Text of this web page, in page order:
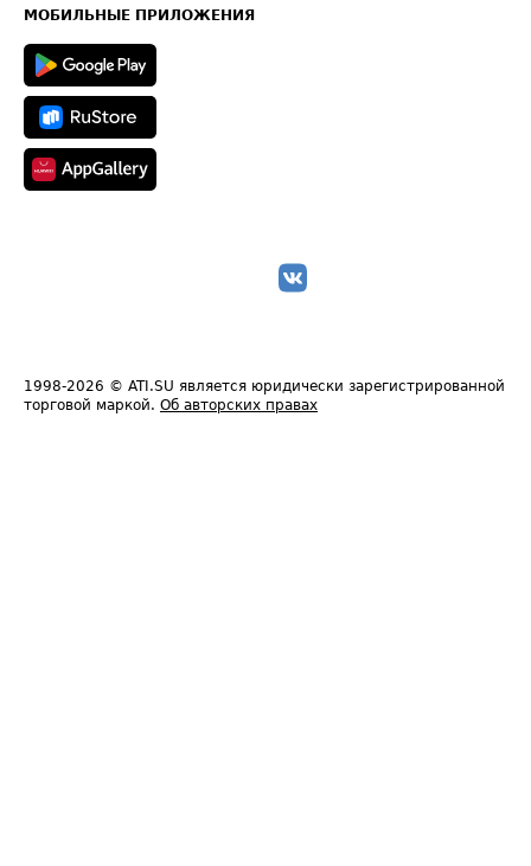
Техническая информация
МОБИЛЬНЫЕ ПРИЛОЖЕНИЯ
1998-2026 © ATI.SU является юридически зарегистрированной
торговой маркой. Об авторских правах